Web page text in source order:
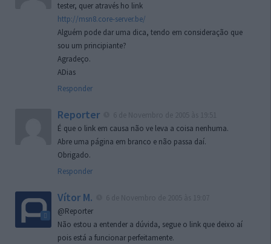
tester, quer através ho link
http://msn8.core-server.be/
Alguém pode dar uma dica, tendo em consideração que
sou um principiante?
Agradeço.
ADias
Responder
Reporter
É que o link em causa não ve leva a coisa nenhuma.
Abre uma página em branco e não passa daí.
Obrigado.
Responder
Vítor M.
@Reporter
Não estou a entender a dúvida, segue o link que deixo aí
pois está a funcionar perfeitamente.